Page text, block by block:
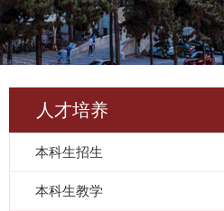
人才培养
本科生招生
本科生教学